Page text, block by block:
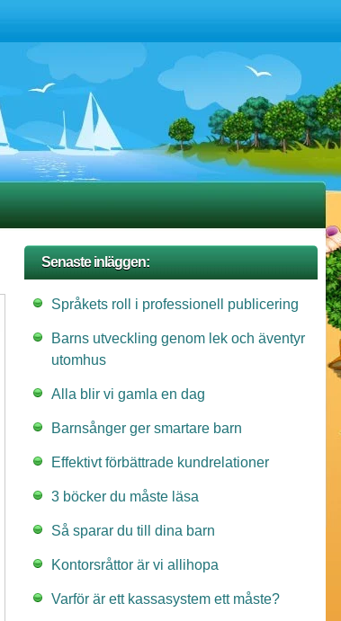
Senaste inläggen:
Språkets roll i professionell publicering
Barns utveckling genom lek och äventyr
utomhus
Alla blir vi gamla en dag
Barnsånger ger smartare barn
Effektivt förbättrade kundrelationer
3 böcker du måste läsa
Så sparar du till dina barn
Kontorsråttor är vi allihopa
Varför är ett kassasystem ett måste?